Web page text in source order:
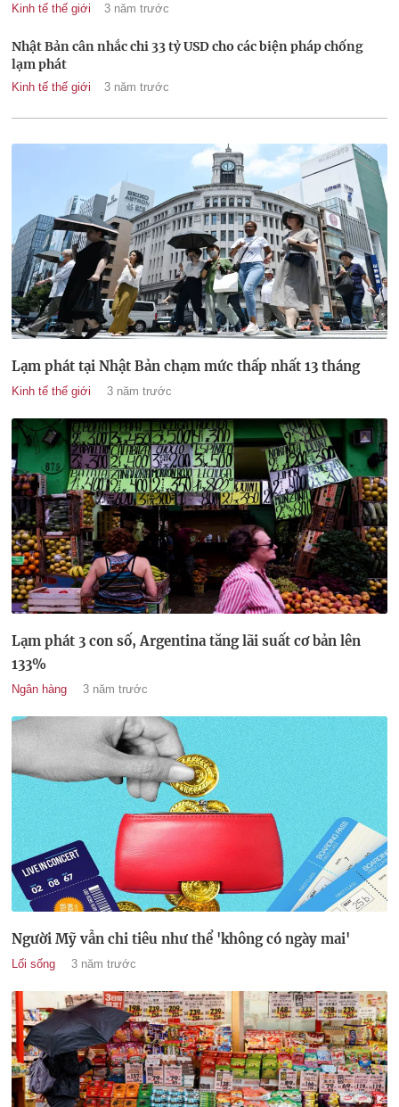
Kinh tế thế giới 3 năm trước
Nhật Bản cân nhắc chi 33 tỷ USD cho các biện pháp chống
lạm phát
Kinh tế thế giới 3 năm trước
Lạm phát tại Nhật Bản chạm mức thấp nhất 13 tháng
Kinh tế thế giới 3 năm trước
Lạm phát 3 con số, Argentina tăng lãi suất cơ bản lên
133%
Ngân hàng 3 năm trước
Người Mỹ vẫn chi tiêu như thể 'không có ngày mai'
Lối sống 3 năm trước